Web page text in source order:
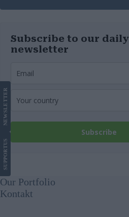
Subscribe to our daily
newsletter
Subscribe
SUPPORT
US
NEWS
LETTER
Our Portfolio
Kontakt